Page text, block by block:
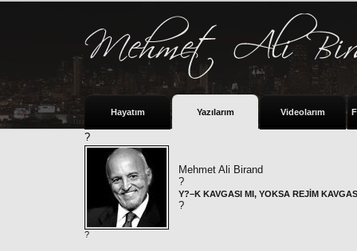
Hayatım Yazılarım Videolarım
?
Mehmet Ali Birand
?
Y?–K KAVGASI MI, YOKSA REJİM
?
?